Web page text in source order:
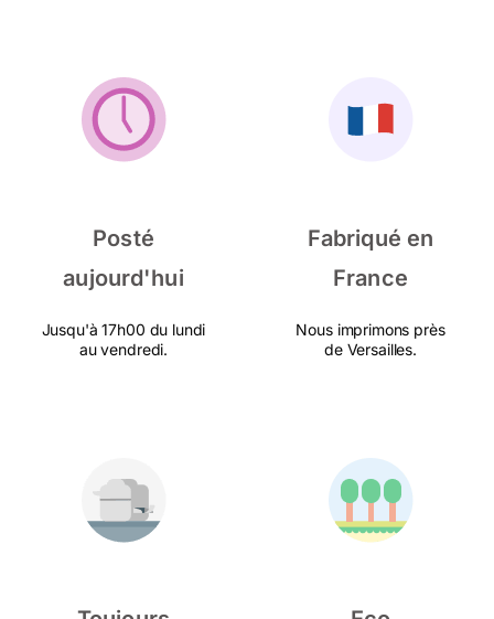
Posté
aujourd'hui
Jusqu'à 17h00 du lundi
au vendredi.
Fabriqué en
France
Nous imprimons près
de Versailles.